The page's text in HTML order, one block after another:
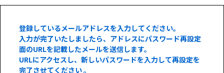
登録しているメールアドレスを入力してください。
入力が完了いたしましたら、アドレスにパスワード再設定
面のURLを記載したメールを送信します。
URLにアクセスし、新しいパスワードを入力して再設定を
完了させてください 。